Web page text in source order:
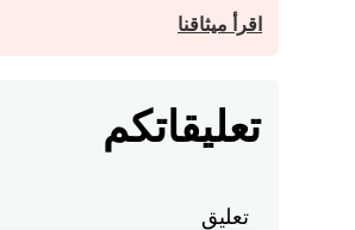
اقرأ ميثاقنا
تعليقاتكم
تعليق